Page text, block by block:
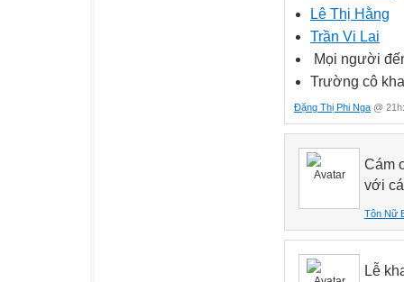
Lê Thị Hằng
Trần Vi Lai
Mọi người
Trường cô
Đặng Thị Phi Nga @
Cám
với
Tôn Nữ
Lễ